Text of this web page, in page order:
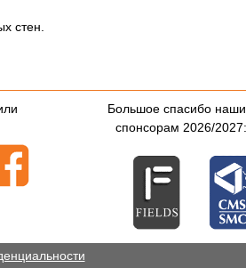
стен.
Большое спасибо
спонсорам 2026/2027: